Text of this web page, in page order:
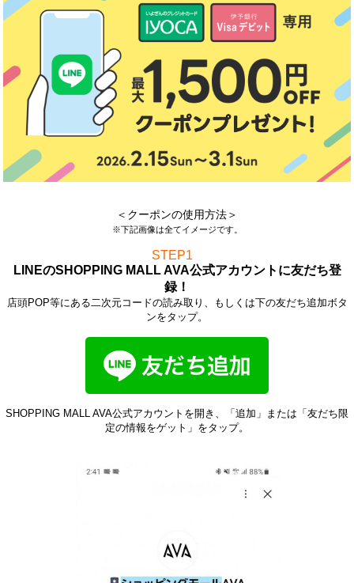
＜クーポンの使用方法＞
※下記画像は全てイメージです。
STEP1
LINEのSHOPPING MALL AVA公式アカウントに友だち登
録！
店頭POP等にある二次元コードの読み取り、もしくは下の友だち追加ボタ
ンをタップ。
SHOPPING MALL AVA公式アカウントを開き、「追加」または「友だち限
定の情報をゲット」をタップ。